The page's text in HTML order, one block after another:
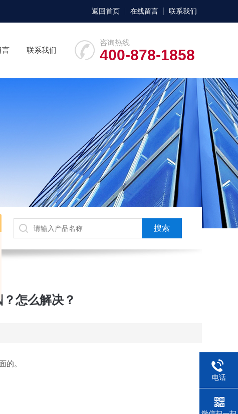
返回首页 在线留言 联系我们
咨询热线
400-878-1858
言 联系我们
怎么解决？
的。
电话